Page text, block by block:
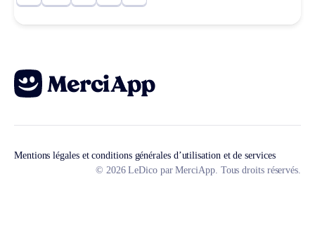
Mentions légales et conditions générales d’utilisation et de services
© 2026 LeDico par MerciApp. Tous droits réservés.